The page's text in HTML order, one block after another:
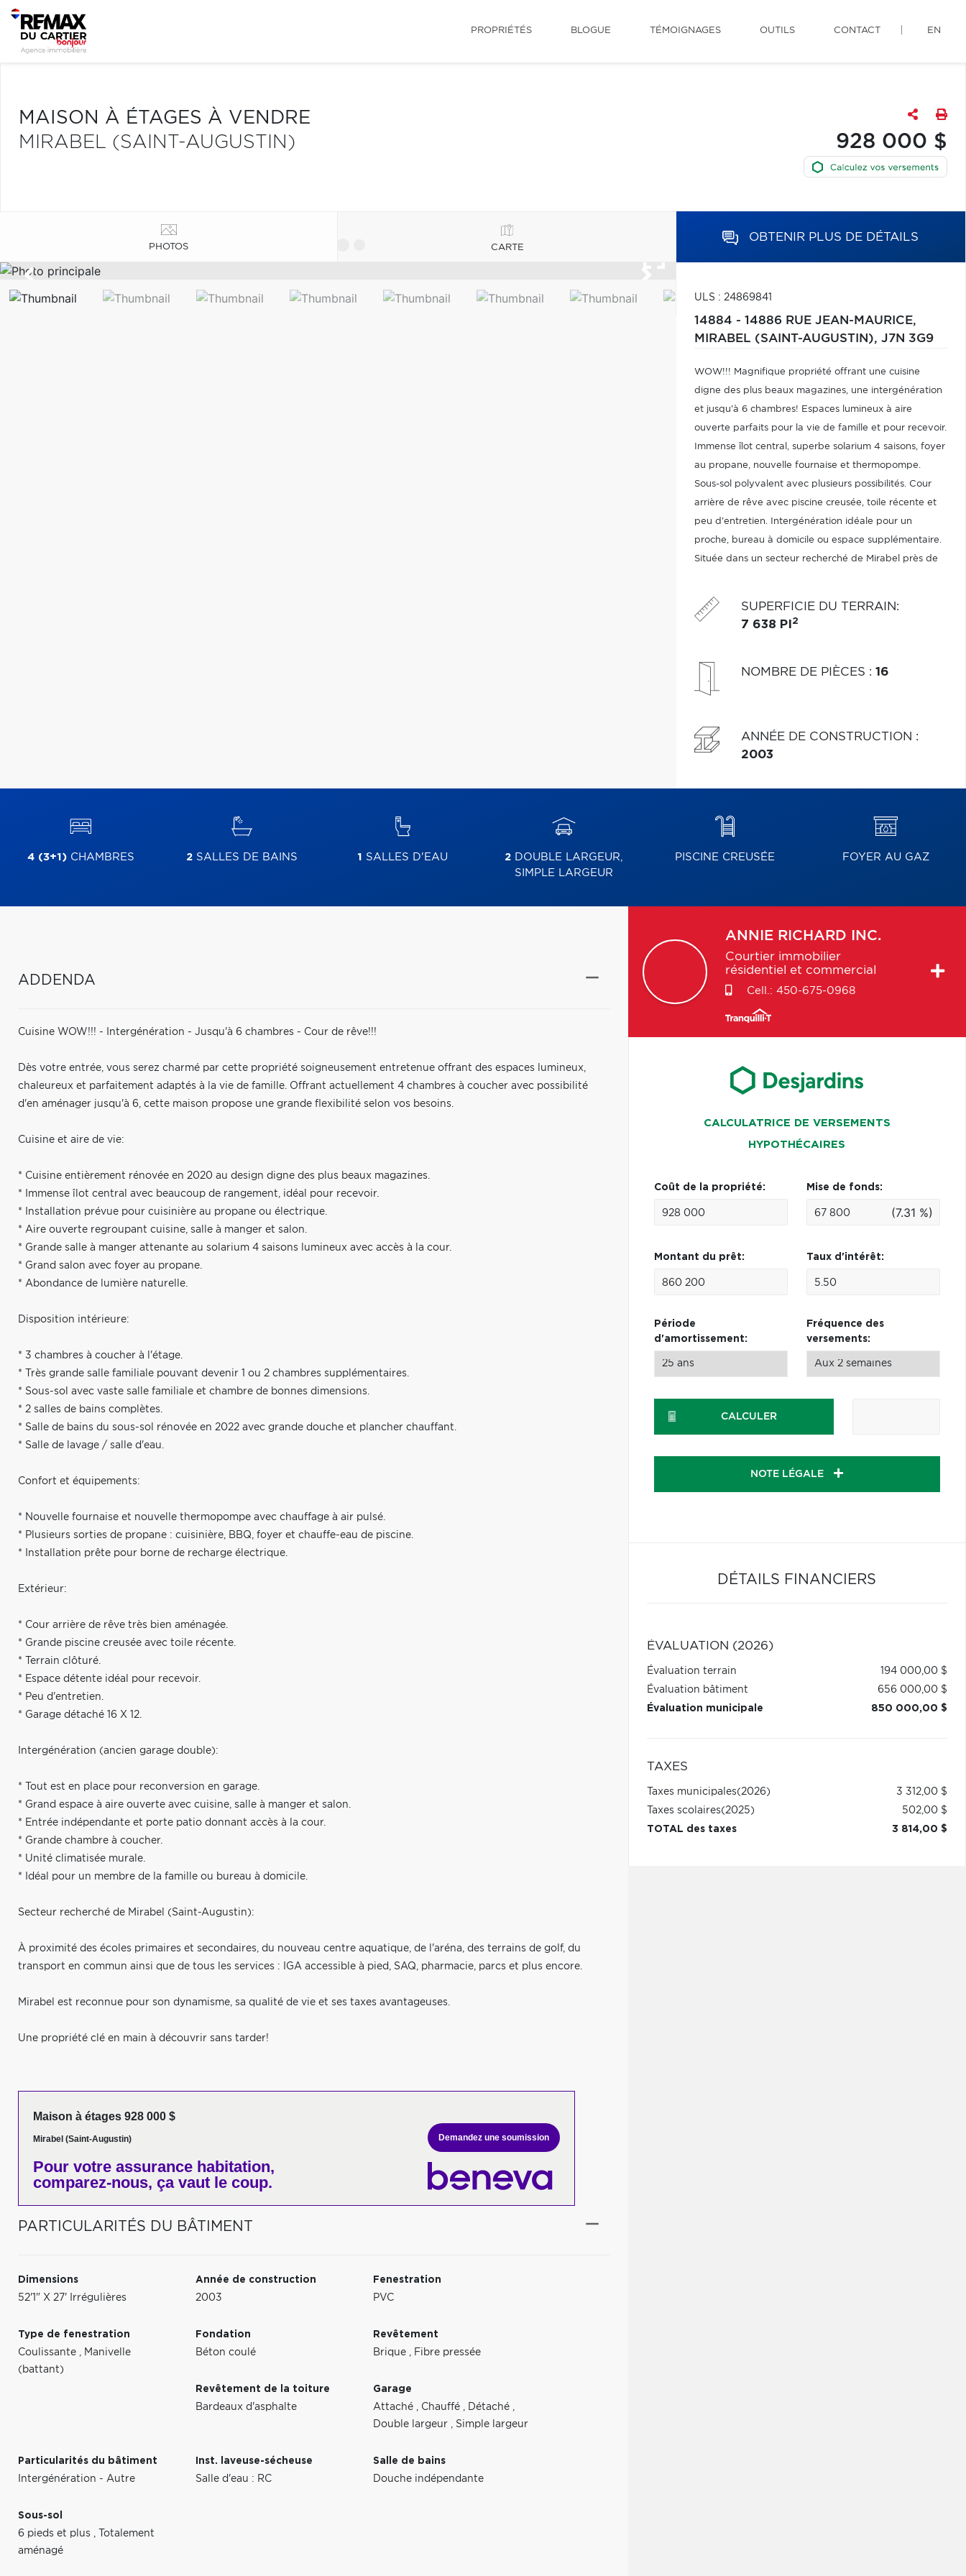
PROPRIÉTÉS BLOGUE TÉMOIGNAGES OUTILS CONTACT EN
MAISON À ÉTAGES À VENDRE
MIRABEL (SAINT-AUGUSTIN)
928 000 $
PHOTOS CARTE
OBTENIR PLUS DE DÉTAILS
ULS : 24869841
14884 - 14886 RUE JEAN-MAURICE,
MIRABEL (SAINT-AUGUSTIN), J7N 3G9
WOW!!! Magnifique propriété offrant une cuisine
digne des plus beaux magazines, une intergénération
et jusqu'à 6 chambres! Espaces lumineux à aire
ouverte parfaits pour la vie de famille et pour recevoir.
Immense îlot central, superbe solarium 4 saisons, foyer
au propane, nouvelle fournaise et thermopompe.
Sous-sol polyvalent avec plusieurs possibilités. Cour
arrière de rêve avec piscine creusée, toile récente et
peu d'entretien. Intergénération idéale pour un
proche, bureau à domicile ou espace supplémentaire.
Située dans un secteur recherché de Mirabel près de
SUPERFICIE DU TERRAIN:
7 638 PI 2
NOMBRE DE PIÈCES : 16
ANNÉE DE CONSTRUCTION :
2003
4 (3+1)CHAMBRES 2SALLES DE BAINS 1 SALLES D'EAU 2DOUBLE LARGEUR,
SIMPLE LARGEUR
PISCINE CREUSÉE FOYER AU GAZ
ADDENDA
Cuisine WOW!!! - Intergénération - Jusqu'à 6 chambres - Cour de rêve!!!
Dès votre entrée, vous serez charmé par cette propriété soigneusement entretenue offrant des espaces lumineux,
chaleureux et parfaitement adaptés à la vie de famille. Offrant actuellement 4 chambres à coucher avec possibilité
d'en aménager jusqu'à 6, cette maison propose une grande flexibilité selon vos besoins.
Cuisine et aire de vie:
* Cuisine entièrement rénovée en 2020 au design digne des plus beaux magazines.
* Immense îlot central avec beaucoup de rangement, idéal pour recevoir.
* Installation prévue pour cuisinière au propane ou électrique.
* Aire ouverte regroupant cuisine, salle à manger et salon.
* Grande salle à manger attenante au solarium 4 saisons lumineux avec accès à la cour.
* Grand salon avec foyer au propane.
* Abondance de lumière naturelle.
Disposition intérieure:
* 3 chambres à coucher à l'étage.
* Très grande salle familiale pouvant devenir 1 ou 2 chambres supplémentaires.
* Sous-sol avec vaste salle familiale et chambre de bonnes dimensions.
* 2 salles de bains complètes.
* Salle de bains du sous-sol rénovée en 2022 avec grande douche et plancher chauffant.
* Salle de lavage / salle d'eau.
Confort et équipements:
* Nouvelle fournaise et nouvelle thermopompe avec chauffage à air pulsé.
* Plusieurs sorties de propane : cuisinière, BBQ, foyer et chauffe-eau de piscine.
* Installation prête pour borne de recharge électrique.
Extérieur:
* Cour arrière de rêve très bien aménagée.
* Grande piscine creusée avec toile récente.
* Terrain clôturé.
* Espace détente idéal pour recevoir.
* Peu d'entretien.
* Garage détaché 16 X 12.
Intergénération (ancien garage double):
* Tout est en place pour reconversion en garage.
* Grand espace à aire ouverte avec cuisine, salle à manger et salon.
* Entrée indépendante et porte patio donnant accès à la cour.
* Grande chambre à coucher.
* Unité climatisée murale.
* Idéal pour un membre de la famille ou bureau à domicile.
Secteur recherché de Mirabel (Saint-Augustin):
À proximité des écoles primaires et secondaires, du nouveau centre aquatique, de l'aréna, des terrains de golf, du
transport en commun ainsi que de tous les services : IGA accessible à pied, SAQ, pharmacie, parcs et plus encore.
Mirabel est reconnue pour son dynamisme, sa qualité de vie et ses taxes avantageuses.
Une propriété clé en main à découvrir sans tarder!
Maison à étages 928 000 $
Mirabel (Saint-Augustin)
Pour votre assurance habitation,
comparez-nous, ça vaut le coup.
Demandez une soumission
PARTICULARITÉS DU BÂTIMENT
Dimensions
52'1" X 27' Irrégulières
Année de construction
2003
Fenestration
PVC
Type de fenestration
Coulissante , Manivelle
(battant)
Fondation
Béton coulé
Revêtement
Brique , Fibre pressée
Revêtement de la toiture
Bardeaux d'asphalte
Garage
Attaché , Chauffé , Détaché ,
Double largeur , Simple largeur
Particularités du bâtiment
Intergénération - Autre
Inst. laveuse-sécheuse
Salle d'eau : RC
Salle de bains
Douche indépendante
Sous-sol
6 pieds et plus ,
Totalement
aménagé
ANNIE RICHARD INC.
Courtier immobilier
résidentiel et commercial
Cell.: 450-675-0968
CALCULATRICE DE VERSEMENTS
HYPOTHÉCAIRES
Coût de la propriété: Mise de fonds:
(7.31 %)
Montant du prêt: Taux d'intérêt:
Période
d'amortissement:
Fréquence des
versements:
CALCULER
NOTE LÉGALE
DÉTAILS FINANCIERS
ÉVALUATION (2026)
Évaluation terrain
194 000,00 $
Évaluation bâtiment
656 000,00 $
Évaluation municipale
850 000,00 $
TAXES
Taxes municipales(2026)
3 312,00 $
Taxes scolaires(2025)
502,00 $
TOTAL des taxes
3 814,00 $